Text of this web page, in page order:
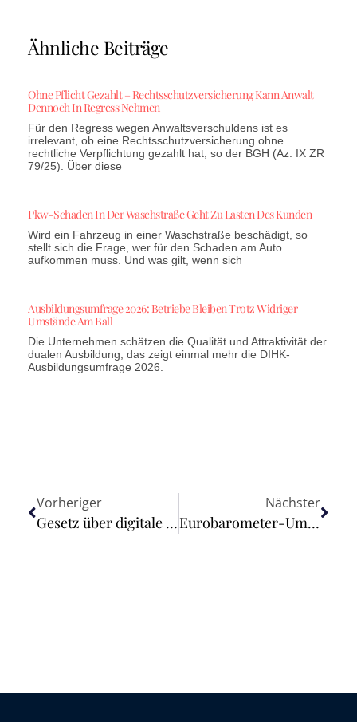
Ähnliche Beiträge
Ohne Pflicht Gezahlt – Rechtsschutzversicherung Kann Anwalt
Dennoch In Regress Nehmen
Für den Regress wegen Anwaltsverschuldens ist es
irrelevant, ob eine Rechtsschutzversicherung ohne
rechtliche Verpflichtung gezahlt hat, so der BGH (Az. IX ZR
79/25). Über diese
Pkw-Schaden In Der Waschstraße Geht Zu Lasten Des Kunden
Wird ein Fahrzeug in einer Waschstraße beschädigt, so
stellt sich die Frage, wer für den Schaden am Auto
aufkommen muss. Und was gilt, wenn sich
Ausbildungsumfrage 2026: Betriebe Bleiben Trotz Widriger
Umstände Am Ball
Die Unternehmen schätzen die Qualität und Attraktivität der
dualen Ausbildung, das zeigt einmal mehr die DIHK-
Ausbildungsumfrage 2026.
Vorheriger
Gesetz über digitale Märkte: Regeln für digitale Torwächter gelten ab heute
Nächster
Eurobarometer-Umfrage: Praktika helfen jungen Menschen beim Einstieg ins Berufsleben